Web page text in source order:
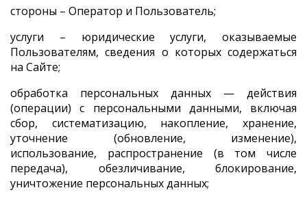
стороны – Оператор и Пользователь;
услуги – юридические услуги, оказываемые
Пользователям, сведения о которых содержаться
на Сайте;
обработка персональных данных — действия
(операции) с персональными данными, включая
сбор, систематизацию, накопление, хранение,
уточнение (обновление, изменение),
использование, распространение (в том числе
передача), обезличивание, блокирование,
уничтожение персональных данных;